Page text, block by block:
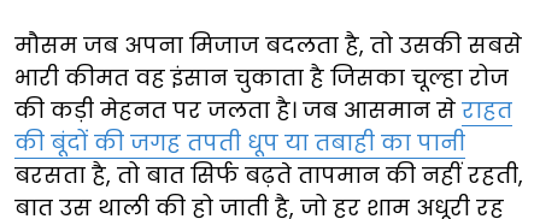
मौसम जब अपना मिजाज बदलता है, तो उसकी सबसे
भारी कीमत वह इंसान चुकाता है जिसका चूल्हा रोज
की कड़ी मेहनत पर जलता है। जब आसमान से राहत
की बूंदों की जगह तपती धूप या तबाही का पानी
बरसता है, तो बात सिर्फ बढ़ते तापमान की नहीं रहती,
बात उस थाली की हो जाती है, जो हर शाम अधूरी रह